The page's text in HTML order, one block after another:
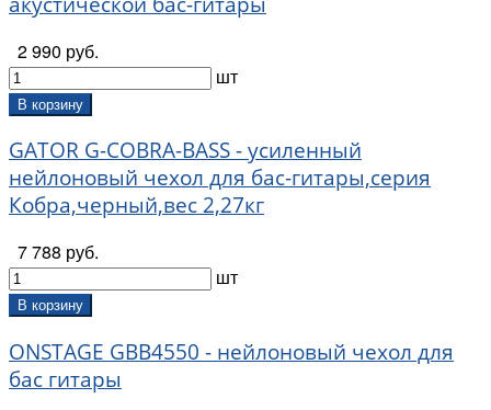
2 990 руб.
шт
В корзину
GATOR G-COBRA-BASS - усиленный
нейлоновый чехол для бас-гитары,серия
Кобра,черный,вес 2,27кг
7 788 руб.
шт
В корзину
ONSTAGE GBB4550 - нейлоновый чехол для
бас гитары